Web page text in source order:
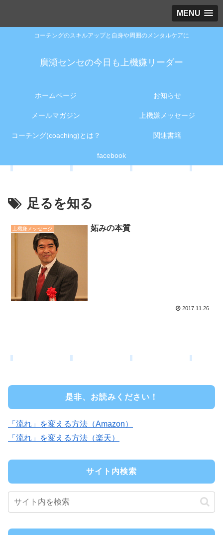
MENU
コーチングのスキルアップと自身や周囲のメンタルケアに
廣瀬センセの今日も上機嫌リーダー
ホームページ お知らせ
メールマガジン 上機嫌メッセージ
コーチング(coaching)とは？ 関連書籍
facebook
足るを知る
上機嫌メッセージ 妬みの本質
2017.11.26
是非、お読みください！
「流れ」を変える方法（Amazon）
「流れ」を変える方法（楽天）
サイト内検索